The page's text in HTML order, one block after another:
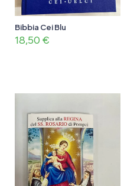
Bibbia Cei Blu
18,50 €